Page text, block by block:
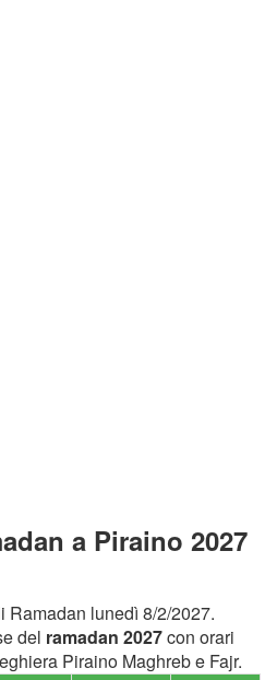
a Piraino 2027
Ramadan lunedì 8/2/2027.
del ramadan 2027con orari
Piraino Maghreb e Fajr.